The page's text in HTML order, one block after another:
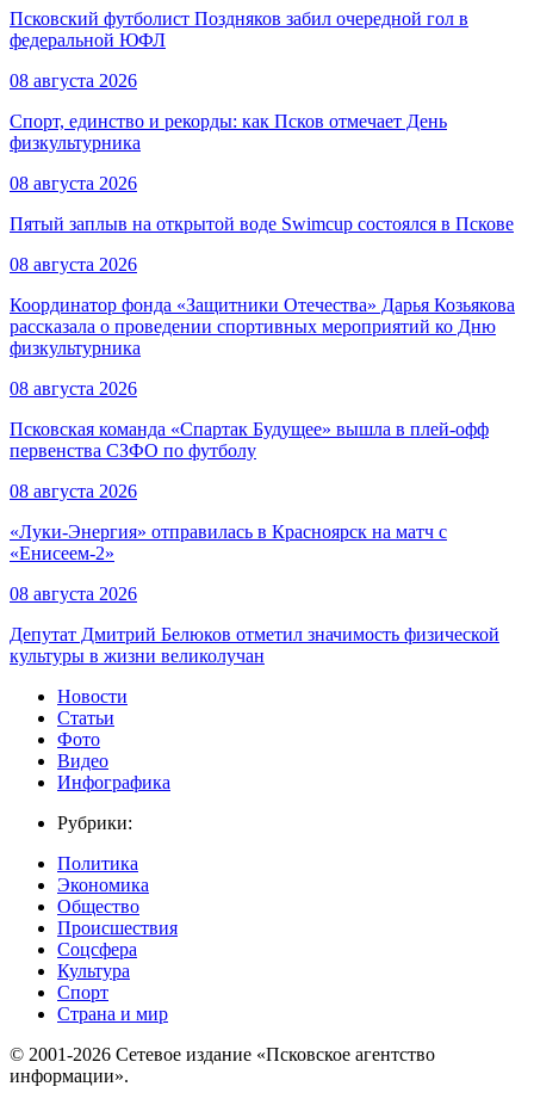
Псковский футболист Поздняков забил очередной гол в
федеральной ЮФЛ
08 августа 2026
Спорт, единство и рекорды: как Псков отмечает День
физкультурника
08 августа 2026
Пятый заплыв на открытой воде Swimcup состоялся в Пскове
08 августа 2026
Координатор фонда «Защитники Отечества» Дарья Козьякова
рассказала о проведении спортивных мероприятий ко Дню
физкультурника
08 августа 2026
Псковская команда «Спартак Будущее» вышла в плей-офф
первенства СЗФО по футболу
08 августа 2026
«Луки-Энергия» отправилась в Красноярск на матч с
«Енисеем-2»
08 августа 2026
Депутат Дмитрий Белюков отметил значимость физической
культуры в жизни великолучан
Новости
Статьи
Фото
Видео
Инфографика
Рубрики:
Политика
Экономика
Общество
Происшествия
Соцсфера
Культура
Спорт
Страна и мир
© 2001-2026 Сетевое издание «Псковское агентство
информации».